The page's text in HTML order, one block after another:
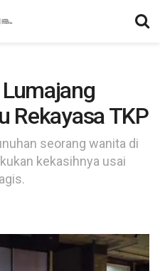
Rekayasa TKP
seorang wanita di
kekasihnya usai